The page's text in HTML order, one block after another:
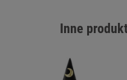
Inne